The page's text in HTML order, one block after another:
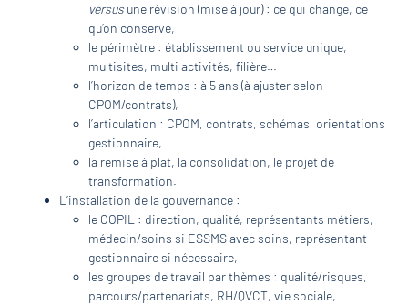
versusune révision (mise à jour) : ce qui change, ce
qu’on conserve,
le périmètre : établissement ou service unique,
multisites, multi activités, filière…
l’horizon de temps : à 5 ans (à ajuster selon
CPOM/contrats),
l’articulation : CPOM, contrats, schémas, orientations
gestionnaire,
la remise à plat, la consolidation, le projet de
transformation.
L’installation de la gouvernance :
le COPIL : direction, qualité, représentants métiers,
médecin/soins si ESSMS avec soins, représentant
gestionnaire si nécessaire,
les groupes de travail par thèmes : qualité/risques,
parcours/partenariats, RH/QVCT, vie sociale,